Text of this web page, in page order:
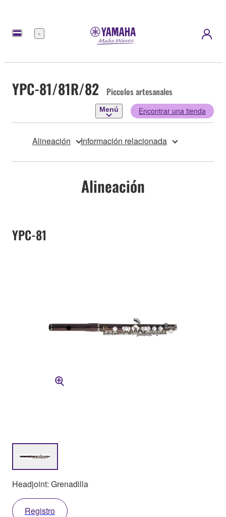
Menú
YPC-81/81R/82 Piccolos artesanales
Menú Encontrar una tienda
Alineación Información relacionada
Alineación
YPC-81
Headjoint: Grenadilla
Registro